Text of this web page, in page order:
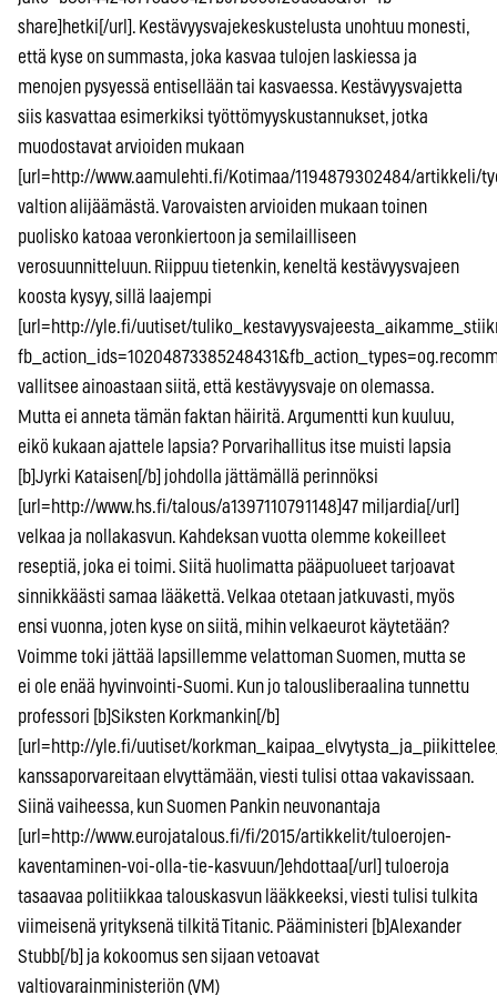
share]hetki[/url]. Kestävyysvajekeskustelusta unohtuu monesti,
että kyse on summasta, joka kasvaa tulojen laskiessa ja
menojen pysyessä entisellään tai kasvaessa. Kestävyysvajetta
siis kasvattaa esimerkiksi työttömyyskustannukset, jotka
muodostavat arvioiden mukaan
[url=http://www.aamulehti.fi/Kotimaa/1194879302484/artikkeli/
valtion alijäämästä. Varovaisten arvioiden mukaan toinen
puolisko katoaa veronkiertoon ja semilailliseen
verosuunnitteluun. Riippuu tietenkin, keneltä kestävyysvajeen
koosta kysyy, sillä laajempi
[url=http://yle.fi/uutiset/
vallitsee ainoastaan siitä, että kestävyysvaje on olemassa.
Mutta ei anneta tämän faktan häiritä. Argumentti kun kuuluu,
eikö kukaan ajattele lapsia? Porvarihallitus itse muisti lapsia
[b]Jyrki Kataisen[/b] johdolla jättämällä perinnöksi
[url=http://www.hs.fi/talous/a1397110791148]47 miljardia[/url]
velkaa ja nollakasvun. Kahdeksan vuotta olemme kokeilleet
reseptiä, joka ei toimi. Siitä huolimatta pääpuolueet tarjoavat
sinnikkäästi samaa lääkettä. Velkaa otetaan jatkuvasti, myös
ensi vuonna, joten kyse on siitä, mihin velkaeurot käytetään?
Voimme toki jättää lapsillemme velattoman Suomen, mutta se
ei ole enää hyvinvointi-Suomi. Kun jo talousliberaalina tunnettu
professori [b]Siksten Korkmankin[/b]
[url=http://yle.fi/uutiset/
kanssaporvareitaan elvyttämään, viesti tulisi ottaa vakavissaan.
Siinä vaiheessa, kun Suomen Pankin neuvonantaja
[url=http://www.eurojatalous.fi/fi/2015/artikkelit/tuloerojen-
kaventaminen-voi-olla-tie-kasvuun/]ehdottaa[/url] tuloeroja
tasaavaa politiikkaa talouskasvun lääkkeeksi, viesti tulisi tulkita
viimeisenä yrityksenä tilkitä Titanic. Pääministeri [b]Alexander
Stubb[/b] ja kokoomus sen sijaan vetoavat
valtiovarainministeriön (VM)